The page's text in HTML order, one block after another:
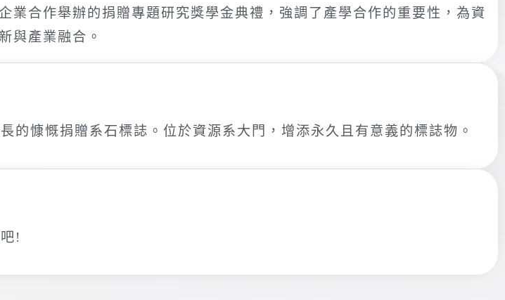
業合作舉辦的捐贈專題研究獎學金典禮，強調了產學合作的重要性，為資
與產業融合。
的慷慨捐贈系石標誌。位於資源系大門，增添永久且有意義的標誌物。
!